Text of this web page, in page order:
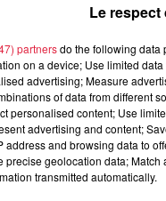
Le
partnersdo the following data
on a device; Use limited
advertising; Measure
of data from different
personalised content; Use
advertising and content;
address and browsing data to
precise geolocation data;
transmitted automatically.